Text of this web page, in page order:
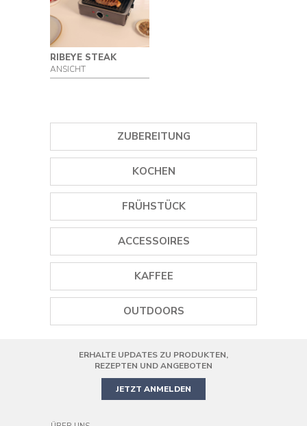
RIBEYE STEAK
ANSICHT
ZUBEREITUNG
EISMASCHINEN
STABMIXER
MINI STANDMIXER
STANDMIXER
SMOOTHIE MAKER
HANDMIXER
PRÄZISIONS-KÜCHENMASCHINE
KOCHEN
GRILLS
PLANCHA GRILLS
DAMPFGARER
REISKOCHER
PIZZAOFEN
MINIBACKOFEN
FRÜHSTÜCK
TOASTER
SAFTPRESSEN
ACCESSOIRES
GEWÜRZMÜHLEN
KOCHGESCHIRR
KAFFEE
OUTDOORS
ERHALTE UPDATES ZU PRODUKTEN,
REZEPTEN UND ANGEBOTEN
JETZT ANMELDEN